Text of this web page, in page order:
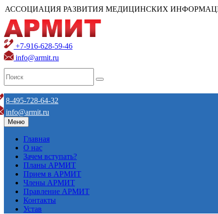
АССОЦИАЦИЯ РАЗВИТИЯ МЕДИЦИНСКИХ
+7-916-628-59-46
info@armit.ru
8-495-728-64-32
info@armit.ru
Меню
Главная
О нас
Зачем вступать?
Планы АРМИТ
Прием в АРМИТ
Члены АРМИТ
Правление АРМИТ
Контакты
Устав